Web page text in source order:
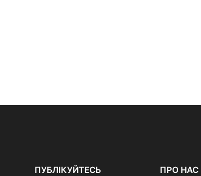
ПУБЛІКУЙТЕСЬ ПРО НАС